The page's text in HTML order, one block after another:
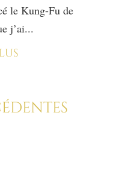
le Kung-Fu de
j’ai...